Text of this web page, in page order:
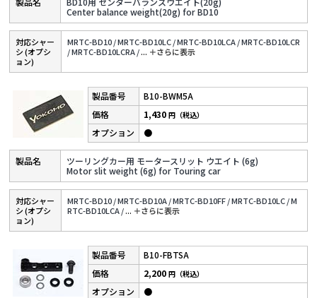
Center balance weight(20g) for BD10
対応シャー
シ (オプシ
ョン)
MRTC-BD10 /MRTC-BD10LC /MRTC-BD10LCA /MRTC-BD10LCR
/MRTC-BD10LCRA /... ＋さらに表⽰
B10-BWM5A
ツーリングカー用 モータースリット ウエイト (6g)
Motor slit weight (6g) for Touring car
1,430円（税込）
●
対応シャー
シ (オプシ
ョン)
MRTC-BD10 /MRTC-BD10A /MRTC-BD10FF /MRTC-BD10LC /M
RTC-BD10LCA /... ＋さらに表⽰
B10-FBTSA
2,200円（税込）
●